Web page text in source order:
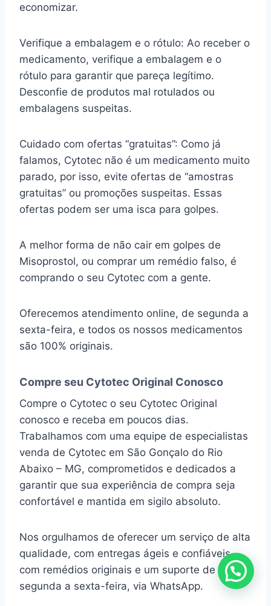
economizar.
Verifique a embalagem e o rótulo: Ao receber o
medicamento, verifique a embalagem e o
rótulo para garantir que pareça legítimo.
Desconfie de produtos mal rotulados ou
embalagens suspeitas.
Cuidado com ofertas “gratuitas”: Como já
falamos, Cytotec não é um medicamento muito
parado, por isso, evite ofertas de “amostras
gratuitas” ou promoções suspeitas. Essas
ofertas podem ser uma isca para golpes.
A melhor forma de não cair em golpes de
Misoprostol, ou comprar um remédio falso, é
comprando o seu Cytotec com a gente.
Oferecemos atendimento online, de segunda a
sexta-feira, e todos os nossos medicamentos
são 100% originais.
Compre seu Cytotec Original Conosco
Compre o Cytotec o seu Cytotec Original
conosco e receba em poucos dias.
Trabalhamos com uma equipe de especialistas
venda de Cytotec em São Gonçalo do Rio
Abaixo – MG, comprometidos e dedicados a
garantir que sua experiência de compra seja
confortável e mantida em sigilo absoluto.
Nos orgulhamos de oferecer um serviço de alta
qualidade, com entregas ágeis e confiáveis,
com remédios originais e um suporte de
segunda a sexta-feira, via WhatsApp.